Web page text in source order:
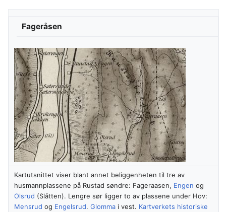
Fageråsen
Kartutsnittet viser blant annet beliggenheten til tre av
husmannplassene på Rustad søndre: Fageraasen, Engen og
Olsrud (Slåtten). Lengre sør ligger to av plassene under Hov:
Mensrud og Engelsrud. Glomma i vest. Kartverkets historiske